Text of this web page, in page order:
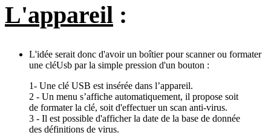
L'appareil :
L'idée serait donc d'avoir un boîtier pour scanner ou formater
une cléUsb par la simple pression d'un bouton :
1- Une clé USB est insérée dans l’appareil.
2 - Un menu s’affiche automatiquement, il propose soit
de formater la clé, soit d'effectuer un scan anti-virus.
3 - Il est possible d'afficher la date de la base de donnée
des définitions de virus.